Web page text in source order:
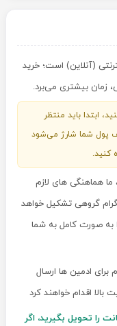
(آنلاین) است؛ خرید
زمان بیشتری می‌برد.
ابتدا باید منتظر
پول شما شارژ می‌شود
کنید.
ما هماهنگی های لازم
گروهی تشکیل خواهد
به صورت کامل به شما
برای ادمین ها ارسال
بالا اقدام خواهند کرد
را تحویل بگیرید، اگر